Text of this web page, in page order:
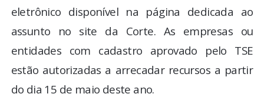
eletrônico disponível na página dedicada ao
assunto no site da Corte. As empresas ou
entidades com cadastro aprovado pelo TSE
estão autorizadas a arrecadar recursos a partir
do dia 15 de maio deste ano.